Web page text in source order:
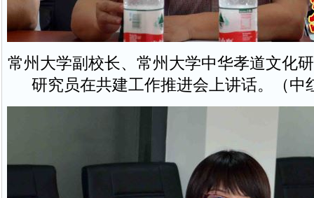
常州大学副校长、常州大学中华孝道文化
研究员在共建工作推进会上讲话。（中